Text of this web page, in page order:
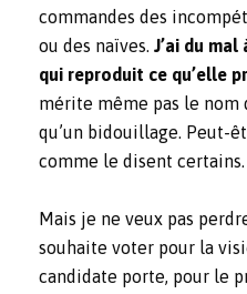
commandes des
ou des naïves. J’ai du
qui reproduit ce qu’elle
mérite même pas le nom
qu’un bidouillage. Peut-
comme le disent certains.
Mais je ne veux pas
souhaite voter pour la
candidate porte, pour le